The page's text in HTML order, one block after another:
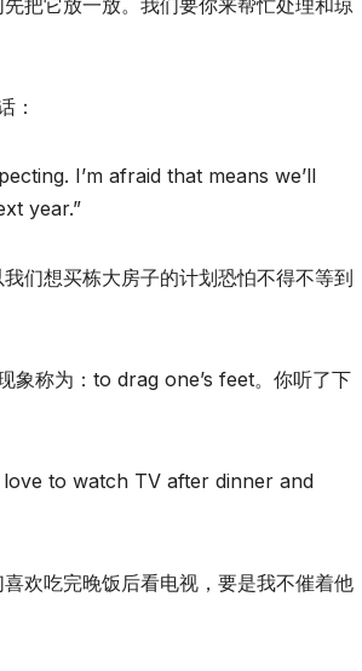
把它放一放。我们要你来帮忙处理和琼
：
I’m afraid that means we’ll
year.”
们想买栋大房子的计划恐怕不得不等到
象称为：to drag one’s feet。你听了下
to watch TV after dinner and
欢吃完晚饭后看电视，要是我不催着他